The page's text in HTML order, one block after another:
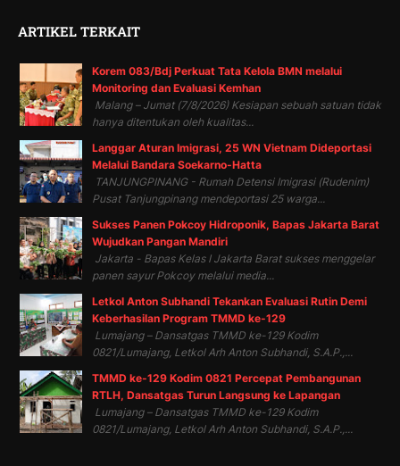
ARTIKEL TERKAIT
Korem 083/Bdj Perkuat Tata Kelola BMN melalui
Monitoring dan Evaluasi Kemhan
Malang – Jumat (7/8/2026) Kesiapan sebuah satuan tidak
hanya ditentukan oleh kualitas...
Langgar Aturan Imigrasi, 25 WN Vietnam Dideportasi
Melalui Bandara Soekarno-Hatta
TANJUNGPINANG - Rumah Detensi Imigrasi (Rudenim)
Pusat Tanjungpinang mendeportasi 25 warga...
Sukses Panen Pokcoy Hidroponik, Bapas Jakarta Barat
Wujudkan Pangan Mandiri
Jakarta - Bapas Kelas I Jakarta Barat sukses menggelar
panen sayur Pokcoy melalui media...
Letkol Anton Subhandi Tekankan Evaluasi Rutin Demi
Keberhasilan Program TMMD ke-129
Lumajang – Dansatgas TMMD ke-129 Kodim
0821/Lumajang, Letkol Arh Anton Subhandi, S.A.P.,...
TMMD ke-129 Kodim 0821 Percepat Pembangunan
RTLH, Dansatgas Turun Langsung ke Lapangan
Lumajang – Dansatgas TMMD ke-129 Kodim
0821/Lumajang, Letkol Arh Anton Subhandi, S.A.P.,...